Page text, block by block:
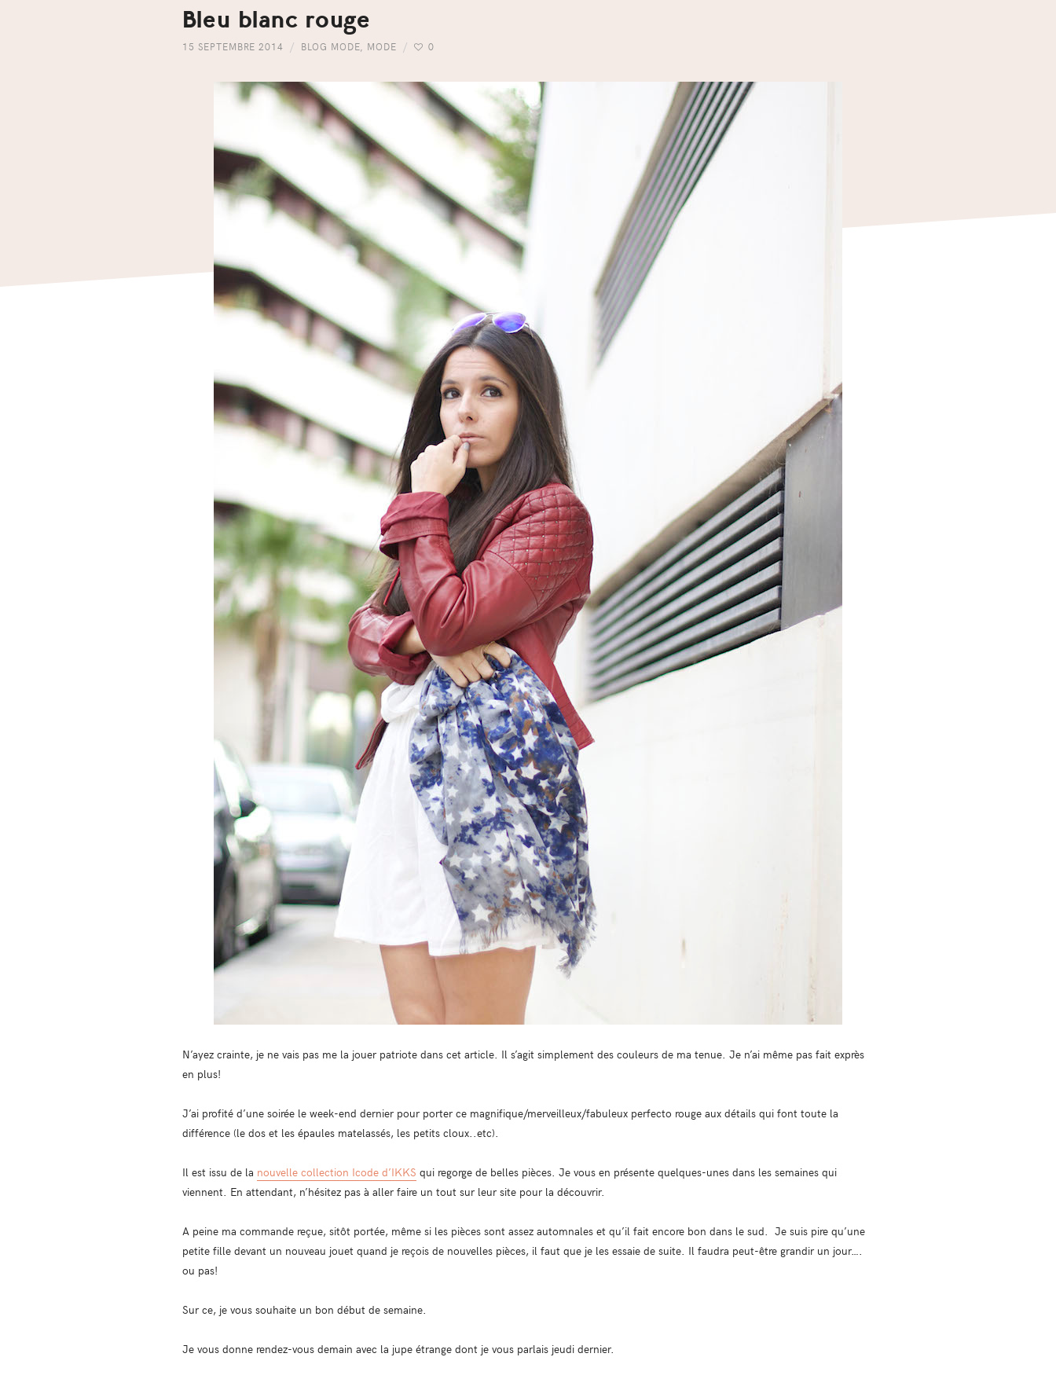
Bleu blanc rouge
15 SEPTEMBRE 2014 BLOG MODE MODE 0
N’ayez crainte, je ne vais pas me la jouer patriote dans cet article. Il s’agit simplement des couleurs de ma tenue. Je n’ai même pas fait exprès
en plus!
J’ai profité d’une soirée le week-end dernier pour porter ce magnifique/merveilleux/fabuleux perfecto rouge aux détails qui font toute la
différence (le dos et les épaules matelassés, les petits cloux..etc).
Il est issu de la nouvelle collection Icode d’IKKS qui regorge de belles pièces. Je vous en présente quelques-unes dans les semaines qui
viennent. En attendant, n’hésitez pas à aller faire un tout sur leur site pour la découvrir.
A peine ma commande reçue, sitôt portée, même si les pièces sont assez automnales et qu’il fait encore bon dans le sud. Je suis pire qu’une
petite fille devant un nouveau jouet quand je reçois de nouvelles pièces, il faut que je les essaie de suite. Il faudra peut-être grandir un jour….
ou pas!
Sur ce, je vous souhaite un bon début de semaine.
Je vous donne rendez-vous demain avec la jupe étrange dont je vous parlais jeudi dernier.